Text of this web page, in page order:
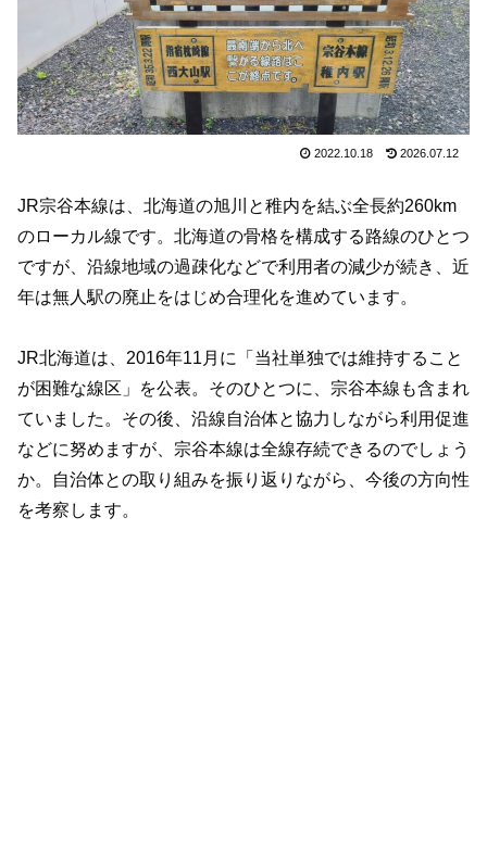
2022.10.18 2026.07.12
JR宗谷本線は、北海道の旭川と稚内を結ぶ全長約260km
のローカル線です。北海道の骨格を構成する路線のひとつ
ですが、沿線地域の過疎化などで利用者の減少が続き、近
年は無人駅の廃止をはじめ合理化を進めています。
JR北海道は、2016年11月に「当社単独では維持すること
が困難な線区」を公表。そのひとつに、宗谷本線も含まれ
ていました。その後、沿線自治体と協力しながら利用促進
などに努めますが、宗谷本線は全線存続できるのでしょう
か。自治体との取り組みを振り返りながら、今後の方向性
を考察します。